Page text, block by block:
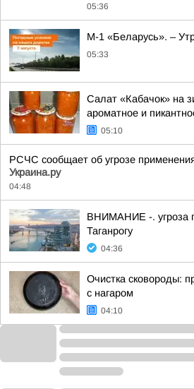
05:36
М-1 «Беларусь». –
05:33
Салат «Кабачок» на
ароматное и
05:10
РСЧС сообщает об угрозе
Украина.ру
04:48
ВНИМАНИЕ -. угроза
Таганрогу
04:36
Очистка сковороды:
с нагаром
04:10